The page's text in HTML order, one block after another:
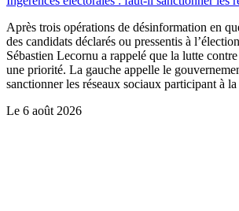
Après trois opérations de désinformation en
des candidats déclarés ou pressentis à
Sébastien Lecornu a rappelé que la lutte
une priorité. La gauche appelle le
sanctionner les réseaux sociaux participant à
Le 6 août 2026